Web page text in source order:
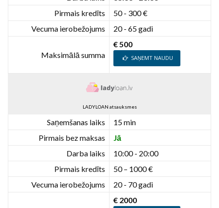
Pirmais kredīts
50 - 300 €
Vecuma ierobežojums
20 - 65 gadi
Maksimālā summa
€ 500
SAŅEMT NAUDU
LADYLOAN atsauksmes
Saņemšanas laiks
15 min
Pirmais bez maksas
Jā
Darba laiks
10:00 - 20:00
Pirmais kredīts
50 – 1000 €
Vecuma ierobežojums
20 - 70 gadi
€ 2000